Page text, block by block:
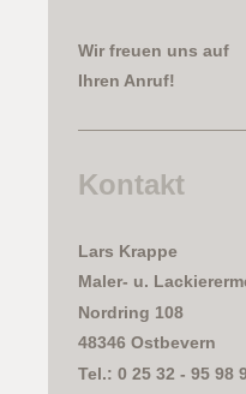
Wir freuen uns auf
Ihren Anruf!
Kontakt
Lars Krappe
Maler- u.
Nordring 108
48346 Ostbevern
Tel.: 0 25 32 - 95 98